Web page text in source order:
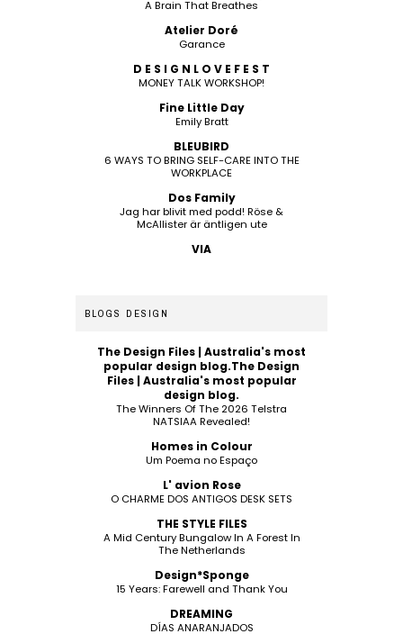
A Brain That Breathes
Atelier Doré
Garance
D E S I G N L O V E F E S T
MONEY TALK WORKSHOP!
Fine Little Day
Emily Bratt
BLEUBIRD
6 WAYS TO BRING SELF-CARE INTO THE
WORKPLACE
Dos Family
Jag har blivit med podd! Röse &
McAllister är äntligen ute
VIA
BLOGS DESIGN
The Design Files | Australia's most
popular design blog.The Design
Files | Australia's most popular
design blog.
The Winners Of The 2026 Telstra
NATSIAA Revealed!
Homes in Colour
Um Poema no Espaço
L' avion Rose
O CHARME DOS ANTIGOS DESK SETS
THE STYLE FILES
A Mid Century Bungalow In A Forest In
The Netherlands
Design*Sponge
15 Years: Farewell and Thank You
DREAMING
DÍAS ANARANJADOS